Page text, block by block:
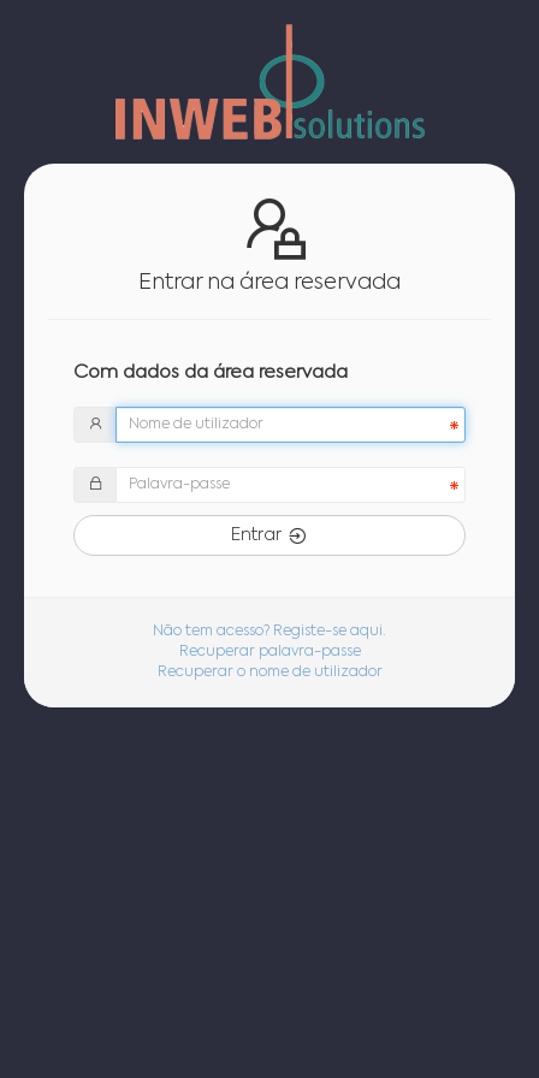
Entrar na área reservada
Com dados da área reservada
Entrar
Não tem acesso? Registe-se aqui.
Recuperar palavra-passe
Recuperar o nome de utilizador